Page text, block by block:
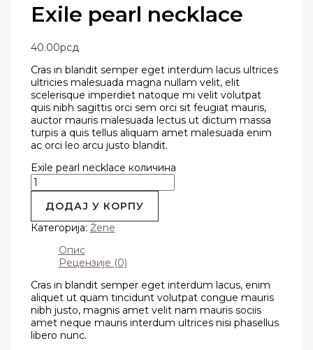
Exile pearl necklace
40.00рсд
Cras in blandit semper eget interdum lacus ultrices
ultricies malesuada magna nullam velit, elit
scelerisque imperdiet natoque mi velit volutpat
quis nibh sagittis orci sem orci sit feugiat mauris,
auctor mauris malesuada lectus ut dictum massa
turpis a quis tellus aliquam amet malesuada enim
ac orci leo arcu justo blandit.
Exile pearl necklace количина
ДОДАЈ У КОРПУ
Категорија: Žene
Опис
Рецензије (0)
Cras in blandit semper eget interdum lacus, enim
aliquet ut quam tincidunt volutpat congue mauris
nibh justo, magnis amet velit nam mauris sociis
amet neque mauris interdum ultrices nisi phasellus
libero nunc.